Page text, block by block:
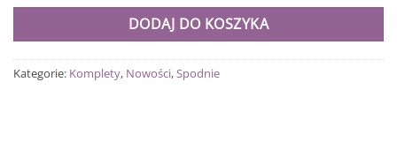
DODAJ DO KOSZYKA
Kategorie: Komplety, Nowości,Spodnie